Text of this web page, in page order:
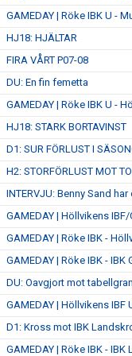
GAMEDAY | Röke IBK U -
HJ18: HJÄLTAR
FIRA VÅRT P07-08
DU: En fin femetta
GAMEDAY | Röke IBK U -
HJ18: STARK BORTAVINST
D1: SUR FÖRLUST I
H2: STORFÖRLUST MOT
INTERVJU: Benny Sand
GAMEDAY | Höllvikens
GAMEDAY | Röke IBK -
GAMEDAY | Röke IBK - IBK
DU: Oavgjort mot
GAMEDAY | Höllvikens IBF
D1: Kross mot IBK
GAMEDAY | Röke IBK - IBK